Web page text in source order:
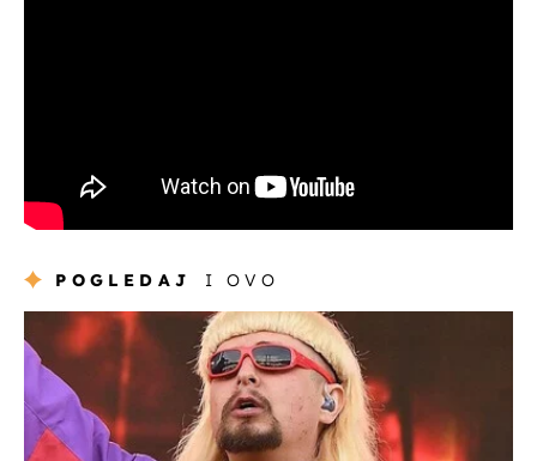
POGLEDAJ I OVO